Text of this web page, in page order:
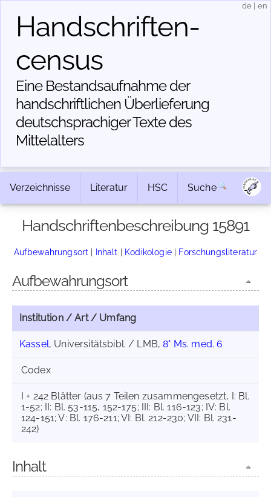
Handschriften­
census
Eine Bestandsaufnahme der
handschriftlichen Über­lieferung
deutschsprachiger Texte des
Mittelalters
de en
Verzeichnisse Literatur HSC Suche
Handschriftenbeschreibung 15891
Aufbewahrungsort | Inhalt | Kodikologie| Forschungsliteratur
Aufbewahrungsort
Institution / Art / Umfang
Kassel, Universitätsbibl. / LMB,8° Ms. med. 6
Codex
I + 242 Blätter (aus 7 Teilen zusammengesetzt, I: Bl.
1-52; II: Bl. 53-115, 152-175; III: Bl. 116-123; IV: Bl.
124-151; V: Bl. 176-211; VI: Bl. 212-230; VII: Bl. 231-
242)
Inhalt